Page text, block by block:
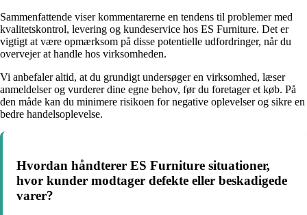
Sammenfattende viser kommentarerne en tendens til problemer med
kvalitetskontrol, levering og kundeservice hos ES Furniture. Det er
vigtigt at være opmærksom på disse potentielle udfordringer, når du
overvejer at handle hos virksomheden.
Vi anbefaler altid, at du grundigt undersøger en virksomhed, læser
anmeldelser og vurderer dine egne behov, før du foretager et køb. På
den måde kan du minimere risikoen for negative oplevelser og sikre en
bedre handelsoplevelse.
Hvordan håndterer ES Furniture situationer,
hvor kunder modtager defekte eller beskadigede
varer?